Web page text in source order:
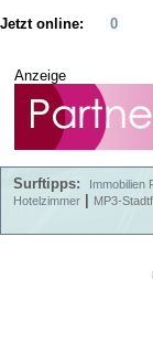
Jetzt online:
0
Anzeige
Surftipps: Immobilien
Hotelzimmer
MP3-